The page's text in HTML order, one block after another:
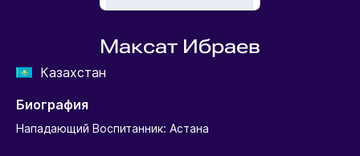
Максат Ибраев
Казахстан
Биография
Нападающий Воспитанник: Астана